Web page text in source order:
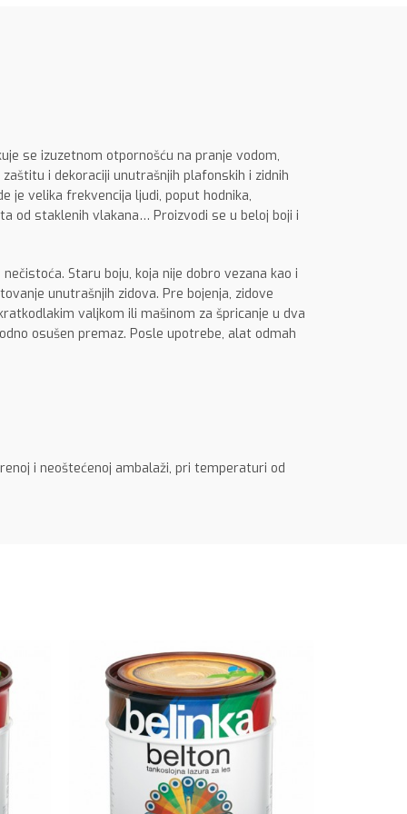
se izuzetnom otpornošću na pranje vodom,
i dekoraciji unutrašnjih plafonskih i zidnih
je velika frekvencija ljudi, poput hodnika,
od staklenih vlakana… Proizvodi se u beloj boji i
Staru boju, koja nije dobro vezana kao i
unutrašnjih zidova. Pre bojenja, zidove
valjkom ili mašinom za špricanje u dva
osušen premaz. Posle upotrebe, alat odmah
i neoštećenoj ambalaži, pri temperaturi od